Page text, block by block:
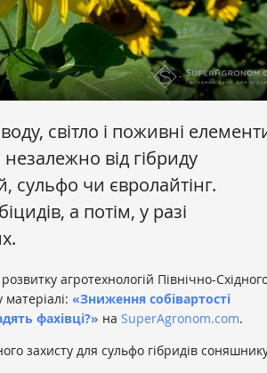
світло і поживні
від гібриду
чи євролайтінг.
а потім, у разі
агротехнологій Північно-
матеріалі: «Зниження собівартості
фахівці?» на SuperAgronom.com.
захисту для сульфо гібридів